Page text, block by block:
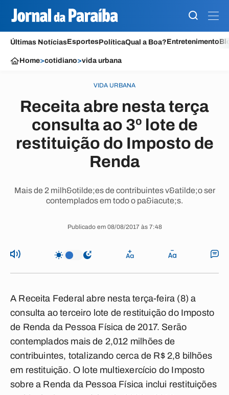
Últimas NotíciasEsportesPolíticaQual a Boa?Entretenimento
Home>cotidiano>vida urbana
VIDA URBANA
Receita abre nesta terça
consulta ao 3º lote de
restituição do Imposto de
Renda
Mais de 2 milh&otilde;es de contribuintes v&atilde;o ser
contemplados em todo o pa&iacute;s.
Publicado em 08/08/2017 às 7:48
A Receita Federal abre nesta terça-feira (8) a
consulta ao terceiro lote de restituição do Imposto
de Renda da Pessoa Física de 2017. Serão
contemplados mais de 2,012 milhões de
contribuintes, totalizando cerca de R$ 2,8 bilhões
em restituição. O lote multiexercício do Imposto
sobre a Renda da Pessoa Física inclui restituições